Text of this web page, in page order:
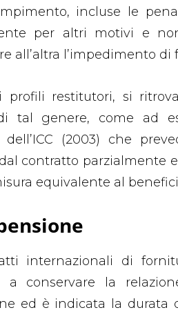
incluse le
per altri motivi e
all’altra l’impedimento di
profili restitutori, si
tal genere, come ad
dell’ICC (2003) che
contratto parzialmente
equivalente al
internazionali di
a conservare la
ed è indicata la durata